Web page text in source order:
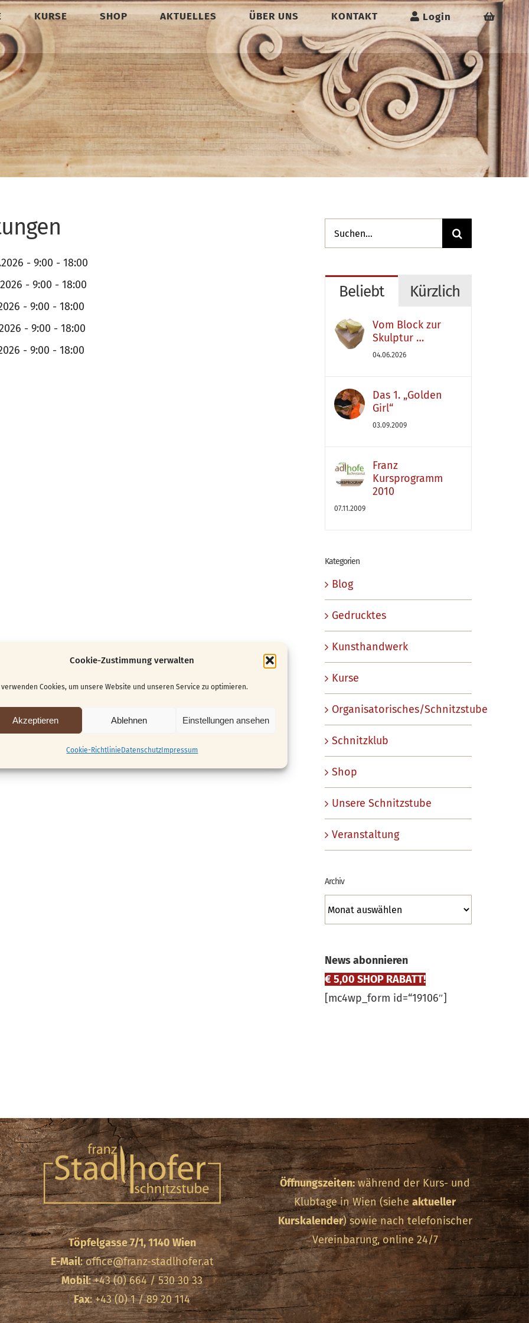
Cookie-Zustimmung verwalten
verwenden Cookies, um unsere Website und unseren Service zu optimieren.
Akzeptieren Ablehnen Einstellungen ansehen
Cookie-Richtlinie Datenschutz Impressum
KURSE SHOP AKTUELLES ÜBER UNS KONTAKT Login
- 9:00 - 18:00
- 9:00 - 18:00
- 9:00 - 18:00
- 9:00 - 18:00
- 9:00 - 18:00
Suche
nach:
Beliebt Kürzlich
Vom Block zur
Skulptur …
04.06.2026
Das 1. „Golden
Girl“
03.09.2009
Franz
Kursprogramm
2010
07.11.2009
Kategorien
Blog
Gedrucktes
Kunsthandwerk
Kurse
Organisatorisches/Schnitzstube
Schnitzklub
Shop
Unsere Schnitzstube
Veranstaltung
Archiv
Archiv
News abonnieren
€ 5,00 SHOP RABATT!
[mc4wp_form id=“19106″]
Töpfelgasse 7/1, 1140 Wien
E-Mail:office@franz-stadlhofer.at
Mobil: +43 (0) 664 / 530 30 33
Fax: +43 (0) 1 / 89 20 114
Öffnungszeiten:während der Kurs- und
Klubtage in Wien (sieheaktueller
Kurskalender) sowie nach telefonischer
Vereinbarung, online 24/7